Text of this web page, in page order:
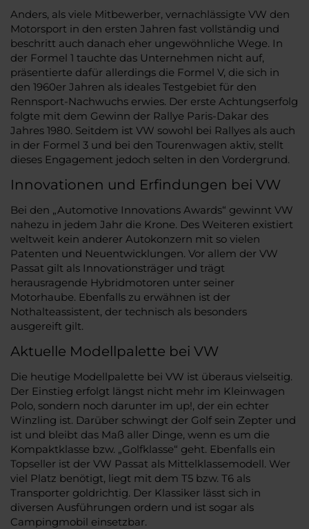
Anders, als viele Mitbewerber, vernachlässigte VW den
Motorsport in den ersten Jahren fast vollständig und
beschritt auch danach eher ungewöhnliche Wege. In
der Formel 1 tauchte das Unternehmen nicht auf,
präsentierte dafür allerdings die Formel V, die sich in
den 1960er Jahren als ideales Testgebiet für den
Rennsport-Nachwuchs erwies. Der erste Achtungserfolg
folgte mit dem Gewinn der Rallye Paris-Dakar des
Jahres 1980. Seitdem ist VW sowohl bei Rallyes als auch
in der Formel 3 und bei den Tourenwagen aktiv, stellt
dieses Engagement jedoch selten in den Vordergrund.
Innovationen und Erfindungen bei VW
Bei den „Automotive Innovations Awards“ gewinnt VW
nahezu in jedem Jahr die Krone. Des Weiteren existiert
weltweit kein anderer Autokonzern mit so vielen
Patenten und Neuentwicklungen. Vor allem der VW
Passat gilt als Innovationsträger und trägt
herausragende Hybridmotoren unter seiner
Motorhaube. Ebenfalls zu erwähnen ist der
Nothalteassistent, der technisch als besonders
ausgereift gilt.
Aktuelle Modellpalette bei VW
Die heutige Modellpalette bei VW ist überaus vielseitig.
Der Einstieg erfolgt längst nicht mehr im Kleinwagen
Polo, sondern noch darunter im up!, der ein echter
Winzling ist. Darüber schwingt der Golf sein Zepter und
ist und bleibt das Maß aller Dinge, wenn es um die
Kompaktklasse bzw. „Golfklasse“ geht. Ebenfalls ein
Topseller ist der VW Passat als Mittelklassemodell. Wer
viel Platz benötigt, liegt mit dem T5 bzw. T6 als
Transporter goldrichtig. Der Klassiker lässt sich in
diversen Ausführungen ordern und ist sogar als
Campingmobil einsetzbar.